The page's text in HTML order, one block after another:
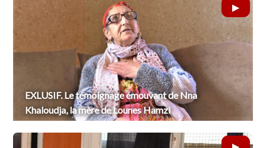
EXLUSIF. Le témoignage émouvant de Nna
Khaloudja, la mère de Lounes Hamzi